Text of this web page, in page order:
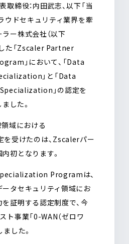
取締役：内田武志、以下「当
ラウドセキュリティ業界を牽
ー株式会社（以下
した「Zscaler Partner
」において、「Data
」と「Data
」の認定を
した。
域における
受けたのは、Zscalerパー
初となります。
Programは、
タセキュリティ領域にお
証明する認定制度で、今
ト事業「0-WAN（ゼロワ
した。